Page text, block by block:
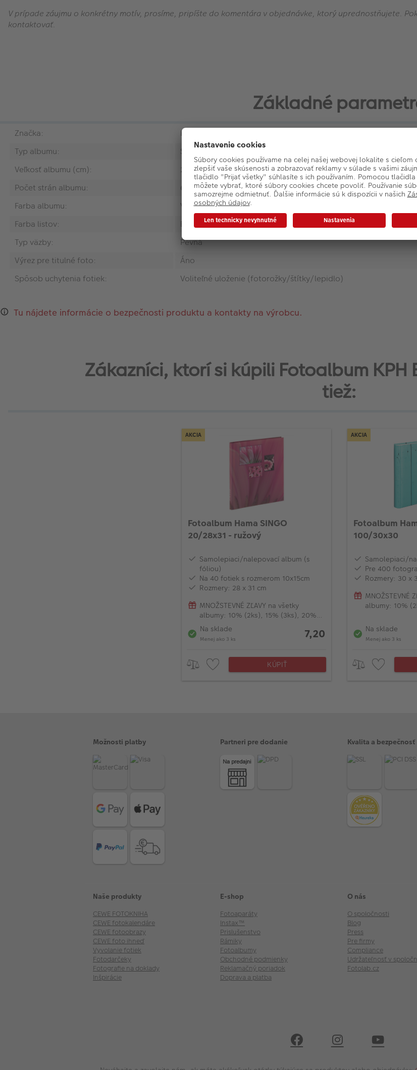
V prípade záujmu o konkrétny motív, prosíme, pripíšte do komentára v objednávke, ktorý uprednostňujete.
kontaktovať.
Základné
Značka:
KPH
Typ albumu:
Samolepiaci/nalepovací album
Veľkosť albumu (cm):
29 x 32
Počet strán albumu:
60
Farba albumu:
Viac variant
Farba listov:
Biela
Typ väzby:
Pevná
Výrez pre titulné foto:
Áno
Spôsob uchytenia fotiek:
Voliteľné uloženie (fotorožky/štítky/lepidlo)
Tu nájdete informácie o bezpečnosti produktu a kontakty na výrobcu.
Zákazníci, ktorí si kúpili Fotoalbum KPH
tiež:
AKCIA
Fotoalbum Hama SINGO
20/28x31 - ružový
Samolepiaci/nalepovací album (s
fóliou)
Na 40 fotiek s rozmerom 10x15cm
Rozmery: 28 x 31 cm
MNOŽSTEVNÉ ZĽAVY na všetky
albumy: 10% (2ks), 15% (3ks), 20%
(od 4ks)
Na sklade
Menej ako 3 ks 7,20
KÚPIŤ
AKCIA
Fotoalbum
100/30x30
Samolepiaci/
Pre 400
Rozmery: 30 x
MNOŽSTEVNÉ
albumy: 10%
Na sklade
Menej ako 3 ks
Možnosti platby Partneri pre dodanie Kvalita a bezpečnosť
Naše produkty
CEWE FOTOKNIHA
CEWE fotokalendáre
CEWE fotoobrazy
CEWE foto ihneď
Vyvolanie fotiek
Fotodarčeky
Fotografie na doklady
Inšpirácie
E-shop
Fotoaparáty
Instax™
Prislušenstvo
Rámiky
Fotoalbumy
Obchodné podmienky
Reklamačný poriadok
Doprava a platba
O nás
O spoločnosti
Blog
Press
Pre firmy
Compliance
Udržateľnosť v
Fotolab.cz